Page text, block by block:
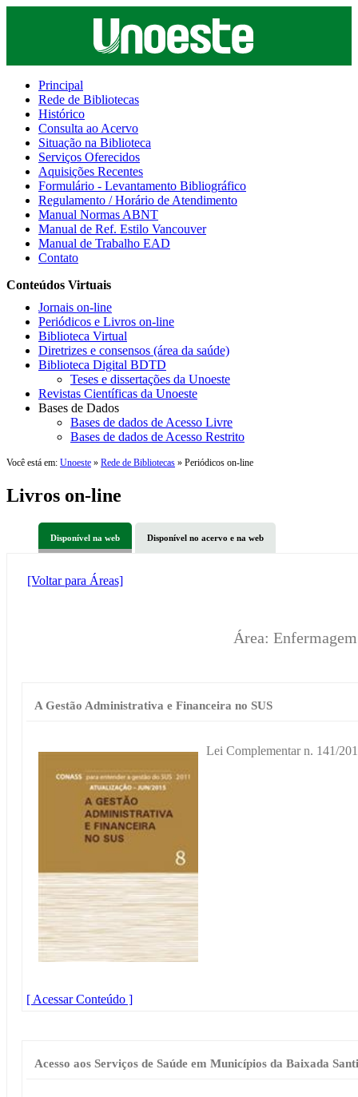
Principal
Rede de Bibliotecas
Histórico
Consulta ao Acervo
Situação na Biblioteca
Serviços Oferecidos
Aquisições Recentes
Formulário - Levantamento Bibliográfico
Regulamento / Horário de Atendimento
Manual Normas ABNT
Manual de Ref. Estilo Vancouver
Manual de Trabalho EAD
Contato
Conteúdos Virtuais
Jornais on-line
Periódicos e Livros on-line
Biblioteca Virtual
Diretrizes e consensos (área da saúde)
Biblioteca Digital BDTD
Teses e dissertações da Unoeste
Revistas Científicas da Unoeste
Bases de Dados
Bases de dados de Acesso Livre
Bases de dados de Acesso Restrito
Você está em: Unoeste » Rede de Bibliotecas » Periódicos on-line
Livros on-line
Disponível na web Disponível no acervo e na web
[Voltar para Áreas]
Área: Enfermagem
A Gestão Administrativa e Financeira no SUS
Lei Complementar n. 141/
[ Acessar Conteúdo ]
Acesso aos Serviços de Saúde em Municípios da Baixada